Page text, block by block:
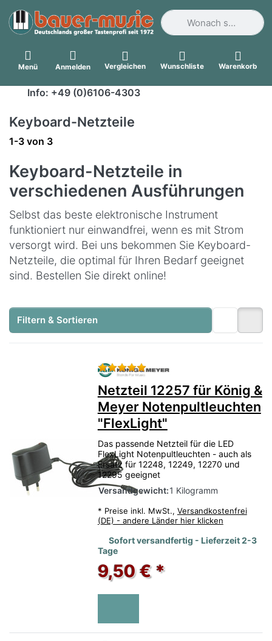
Geben Sie einen
Menü Anmelden Vergleichen Wunschliste Warenkorb
Info: +49 (0)6106-4303
Keyboard-Netzteile
Suchergebnisse:
1-3 von 3
Keyboard-Netzteile in
verschiedenen Ausführungen
Selbst das beste elektronische Instrument
funktioniert nur einwandfrei, wenn es mit Strom
versorgt wird. Bei uns bekommen Sie Keyboard-
Netzteile, die optimal für Ihren Bedarf geeignet
sind. Bestellen Sie direkt online!
Filtern & Sortieren
Bewertung: 5 von 5
Netzteil 12257 für König &
Meyer Notenpultleuchten
"FlexLight"
Das passende Netzteil für die LED
FlexLight Notenpultleuchten - auch als
Ersatz für 12248, 12249, 12270 und
12295 geeignet
Versandgewicht:1 Kilogramm
* Preise inkl. MwSt., Versandkostenfrei
(DE) - andere Länder hier klicken
Sofort versandfertig - Lieferzeit 2-3
Tage
9,50 € *